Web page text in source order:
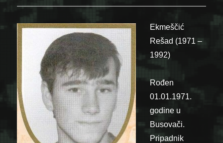
Ekmeščić
Rešad (1971 –
1992)
Rođen
01.01.1971.
godine u
Busovači.
Pripadnik